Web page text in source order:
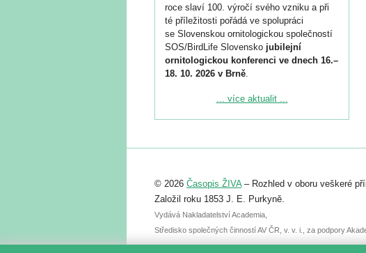
roce slaví 100. výročí svého vzniku a při
té příležitosti pořádá ve spolupráci
se Slovenskou ornitologickou společností
SOS/BirdLife Slovensko jubilejní
ornitologickou konferenci ve dnech 16.–
18. 10. 2026 v Brně.
Podrobnější informace ke konferenci
Registrovat se můžete do 6. září.
abstraktu přihlášené přednášky nebo
posteru je už 30. června.
... více aktualit ...
© 2026 Časopis ŽIVA– Rozhled v oboru veškeré
Založil roku 1853 J. E. Purkyně.
Vydává Nakladatelství Academia,
Středisko společných činností AV ČR, v. v. i., za podpory